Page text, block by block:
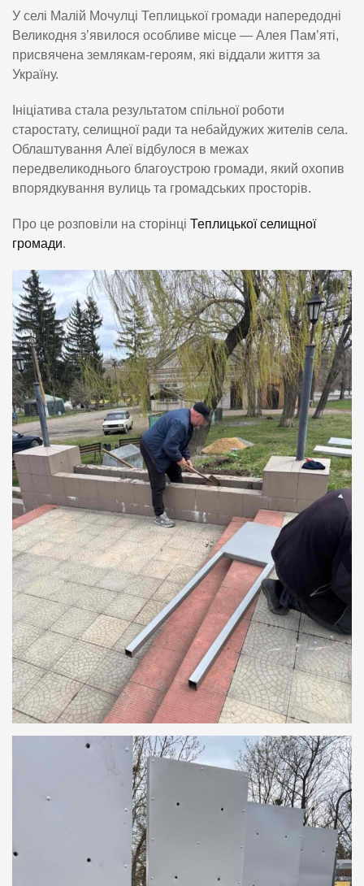
У селі Малій Мочулці Теплицької громади напередодні
Великодня з’явилося особливе місце — Алея Пам’яті,
присвячена землякам-героям, які віддали життя за
Україну.
Ініціатива стала результатом спільної роботи
старостату, селищної ради та небайдужих жителів села.
Облаштування Алеї відбулося в межах
передвеликоднього благоустрою громади, який охопив
впорядкування вулиць та громадських просторів.
Про це розповіли на сторінці Теплицької селищної
громади.